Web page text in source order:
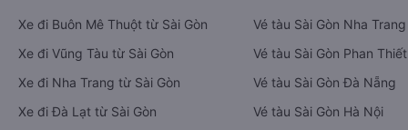
Xe đi Buôn Mê Thuột từ Sài Gòn
Xe đi Vũng Tàu từ Sài Gòn
Xe đi Nha Trang từ Sài Gòn
Xe đi Đà Lạt từ Sài Gòn
Vé tàu Sài Gòn Nha Trang
Vé tàu Sài Gòn Phan Thiết
Vé tàu Sài Gòn Đà Nẵng
Vé tàu Sài Gòn Hà Nội